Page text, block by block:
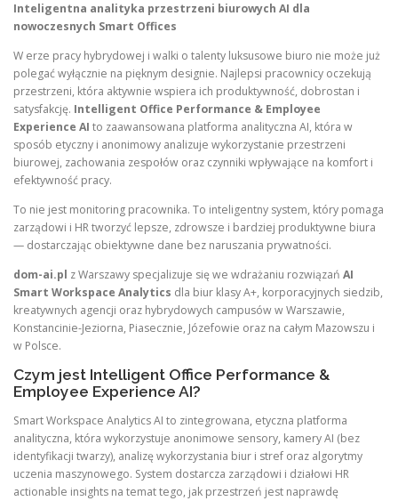
Inteligentna analityka przestrzeni biurowych AI dla
nowoczesnych Smart Offices
W erze pracy hybrydowej i walki o talenty luksusowe biuro nie może już
polegać wyłącznie na pięknym designie. Najlepsi pracownicy oczekują
przestrzeni, która aktywnie wspiera ich produktywność, dobrostan i
satysfakcję. Intelligent Office Performance & Employee
Experience AI to zaawansowana platforma analityczna AI, która w
sposób etyczny i anonimowy analizuje wykorzystanie przestrzeni
biurowej, zachowania zespołów oraz czynniki wpływające na komfort i
efektywność pracy.
To nie jest monitoring pracownika. To inteligentny system, który pomaga
zarządowi i HR tworzyć lepsze, zdrowsze i bardziej produktywne biura
— dostarczając obiektywne dane bez naruszania prywatności.
dom-ai.pl z Warszawy specjalizuje się we wdrażaniu rozwiązań AI
Smart Workspace Analytics dla biur klasy A+, korporacyjnych siedzib,
kreatywnych agencji oraz hybrydowych campusów w Warszawie,
Konstancinie-Jeziorna, Piasecznie, Józefowie oraz na całym Mazowszu i
w Polsce.
Czym jest Intelligent Office Performance &
Employee Experience AI?
Smart Workspace Analytics AI to zintegrowana, etyczna platforma
analityczna, która wykorzystuje anonimowe sensory, kamery AI (bez
identyfikacji twarzy), analizę wykorzystania biur i stref oraz algorytmy
uczenia maszynowego. System dostarcza zarządowi i działowi HR
actionable insights na temat tego, jak przestrzeń jest naprawdę